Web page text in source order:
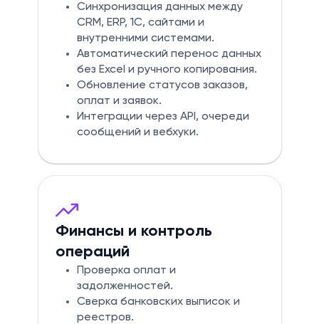
Синхронизация данных между
CRM, ERP, 1С, сайтами и
внутренними системами.
Автоматический перенос данных
без Excel и ручного копирования.
Обновление статусов заказов,
оплат и заявок.
Интеграции через API, очереди
сообщений и вебхуки.
Финансы и контроль
операций
Проверка оплат и
задолженностей.
Сверка банковских выписок и
реестров.